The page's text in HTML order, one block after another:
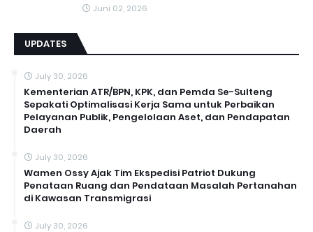
Juni 02, 2026
UPDATES
July 30, 2026
Kementerian ATR/BPN, KPK, dan Pemda Se-Sulteng
Sepakati Optimalisasi Kerja Sama untuk Perbaikan
Pelayanan Publik, Pengelolaan Aset, dan Pendapatan
Daerah
July 30, 2026
Wamen Ossy Ajak Tim Ekspedisi Patriot Dukung
Penataan Ruang dan Pendataan Masalah Pertanahan
di Kawasan Transmigrasi
July 30, 2026